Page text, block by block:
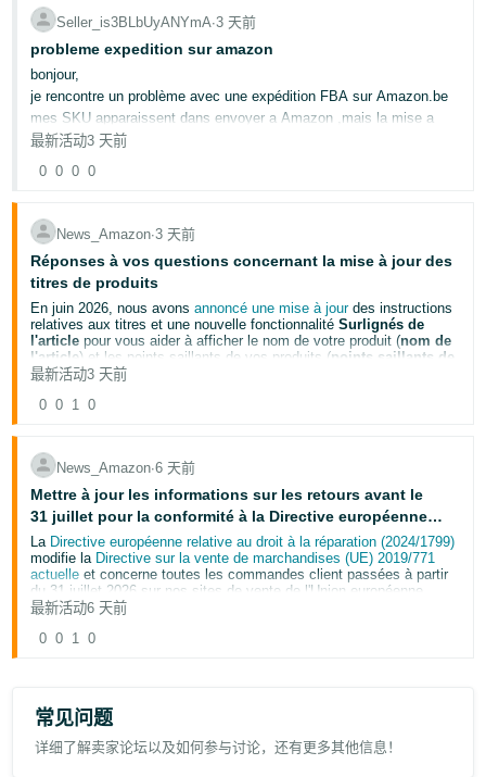
Pour trouver votre titulaire de compte :
Recherchez l'utilisateur affiché en tant que « Propriétaire »
sous « Rôle du compte ».
Si les autorisations utilisateurne sont pas disponibles,
contactez l'administrateur de votre compte Seller Central et
demandez l'accès.
Registre des marques
publier. Cela s'applique à tous les vendeurs disposant de produits
non multimédia dans ces boutiques. Votre image principale ne sera
pas traduite.
La traduction automatique du texte dans les images permet aux
clients de consulter les informations produit dans la langue de leur
choix, ce qui peut réduire les retours et augmenter les ventes. Les
éléments de votre marque, les spécifications de vos produits et la
qualité visuelle sont conservés pendant la traduction.
pas en allemand dans la boutique en Allemagne), nous les
créons des versions traduites pour les préférences linguistiques des
clients (par exemple, en espagnol pour les États-Unis ou en
français au Canada). Votre image d'origine dans la langue principale
de la boutique ne sera pas modifiée.
Si vous souhaitez remplacer une image traduite, chargez vos
propres images dans la langue appropriée. Ceci supprime
automatiquement nos versions traduites de la page détaillée du
produit.
Pour en savoir plus, rendez-vous sur la page
Seller_is3BLbUyANYmA∙3 天前
probleme expedition sur amazon
bonjour,
je rencontre un problème avec une expédition FBA sur Amazon.be
mes SKU apparaissent dans envoyer a Amazon ,mais la mise a
jour du propriétaire de l'étiquette et de la préparation échoue.
demandé n'existe pas .
pouvez vous vérifier la liaison FBA de mon compte Amazon.be et
débloquer les SKU concernes
最新活动3 天前
0 0 0 0
News_Amazon∙3 天前
Réponses à vos questions concernant la mise à jour des
titres de produits
En juin 2026, nous avonsannoncé une mise à jourdes instructions
relatives aux titres et une nouvelle fonctionnalitéSurlignés de
l'article pour vous aider à afficher le nom de votre produit (nom de
l'article) et les points saillants de vos produits (points saillants de
l'article) en toute transparence. Depuis lors, vous avez mis à jour
Vous trouverez ci-dessous des réponses à certaines des questions
En quoi cette mise à jour affecte-t-elle la recherche de
Votre recherche et votre visibilité sont inchangées.Le nom
de l'articleet lespoints saillants de l'articlesont utilisés
pour la recherche et l'un n'est pas hiérarchisé par rapport à
l'autre.
Dois-je mettre à jour mes mises en vente avant
qu'Amazon recommande des modifications ?
Non. Vous pouvez mettre à jour vos mises en vente à tout
moment. Le
des recommandations sur les mises en vente non
consultables, même si elles n'ont pas encore été mises à
jour. Les propriétaires de la marque disposent d'un délai de
14 jours avant la mise en œuvre de ces modifications pour
vérifier, modifier et approuver les modifications générées par
最新活动3 天前
0 0 1 0
News_Amazon∙6 天前
Mettre à jour les informations sur les retours avant le
31 juillet pour la conformité à la Directive européenne
relative au droit à la réparation
La Directive européenne relative au droit à la réparation (2024/1799)
modifie la Directive sur la vente de marchandises (UE) 2019/771
actuelle et concerne toutes les commandes client passées à partir
du 31 juillet 2026 sur nos sites de vente de l'Union européenne.
Selon laDirective sur la vente de marchandises actuelle
consommateurs peuvent avoir droit à une réparation ou à un
remplacement pour des marchandises non conformes (par exemple
Voici les modifications à compter du 31 juillet :
Informer les clients :Avant de sélectionner un recours
(réparation ou remplacement), l'acheteur doit être informé de
最新活动6 天前
0 0 1 0
常见问题
详细了解卖家论坛以及如何参与讨论，还有更多其他信息！